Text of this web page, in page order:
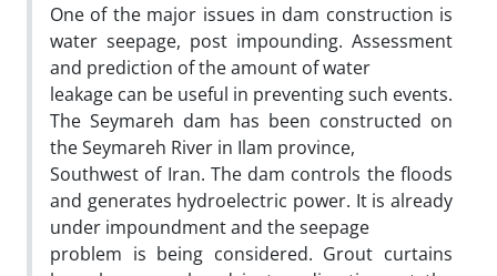
One of the major issues in dam construction is
water seepage, post impounding. Assessment
and prediction of the amount of water
leakage can be useful in preventing such events.
The Seymareh dam has been constructed on
the Seymareh River in Ilam province,
Southwest of Iran. The dam controls the floods
and generates hydroelectric power. It is already
under impoundment and the seepage
problem is being considered. Grout curtains